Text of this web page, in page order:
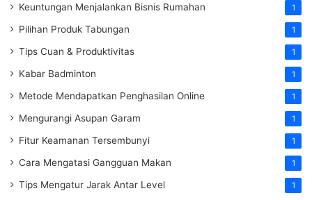
Keuntungan Menjalankan Bisnis Rumahan 1
Pilihan Produk Tabungan 1
Tips Cuan & Produktivitas 1
Kabar Badminton 1
Metode Mendapatkan Penghasilan Online 1
Mengurangi Asupan Garam 1
Fitur Keamanan Tersembunyi 1
Cara Mengatasi Gangguan Makan 1
Tips Mengatur Jarak Antar Level 1